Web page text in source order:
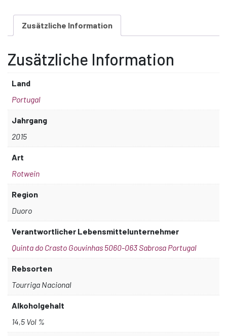
Zusätzliche Information
Zusätzliche Information
Land
Portugal
Jahrgang
2015
Art
Rotwein
Region
Duoro
Verantwortlicher Lebensmittelunternehmer
Quinta do Crasto Gouvinhas 5060-063 Sabrosa Portugal
Rebsorten
Tourriga Nacional
Alkoholgehalt
14,5 Vol %